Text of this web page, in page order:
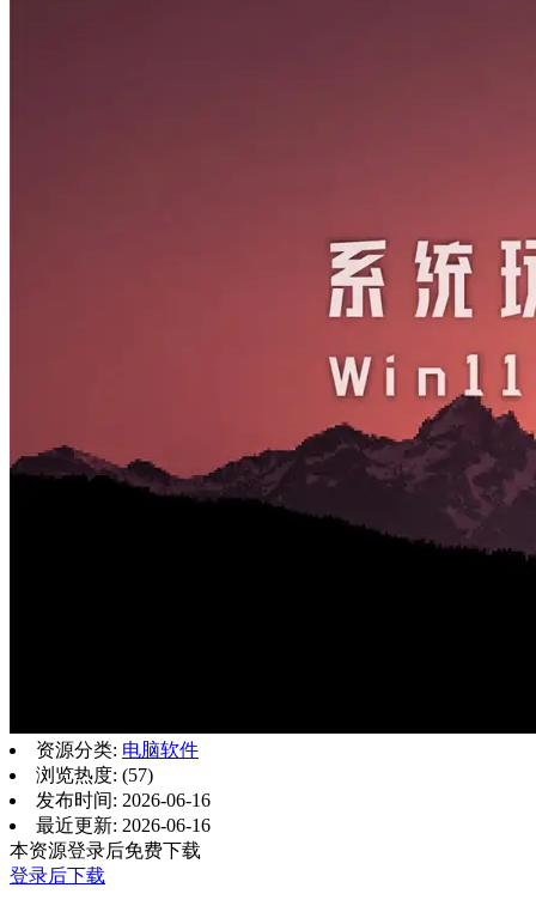
资源分类: 电脑软件
浏览热度: (57)
发布时间: 2026-06-16
最近更新: 2026-06-16
本资源登录后免费下载
登录后下载